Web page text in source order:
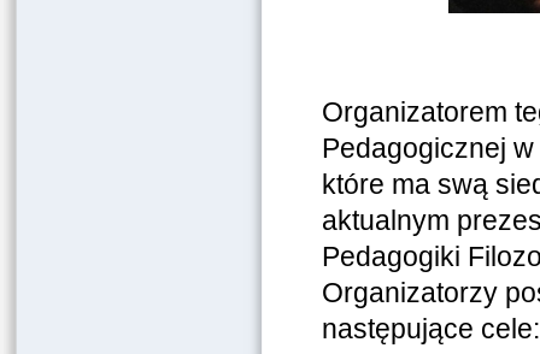
Organizatorem
Pedagogicznej
które ma swą
aktualnym
Pedagogiki
Organizatorzy
następujące cele: